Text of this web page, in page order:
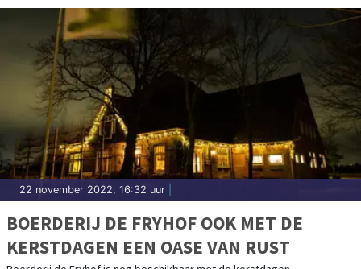
22 november 2022, 16:32 uur
BOERDERIJ DE FRYHOF OOK MET DE
KERSTDAGEN EEN OASE VAN RUST